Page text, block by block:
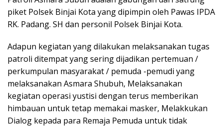
piket Polsek Binjai Kota yang dipimpin oleh Pawas IPDA
RK. Padang. SH dan personil Polsek Binjai Kota.
Adapun kegiatan yang dilakukan melaksanakan tugas
patroli ditempat yang sering dijadikan pertemuan /
perkumpulan masyarakat / pemuda -pemudi yang
melaksanakan Asmara Shubuh, Melaksanakan
kegiatan operasi yustisi dengan terus memberikan
himbauan untuk tetap memakai masker, Melakkukan
Dialog kepada para Remaja Pemuda untuk tidak